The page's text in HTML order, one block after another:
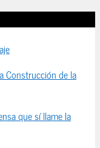
Construcción de la
que sí llame la